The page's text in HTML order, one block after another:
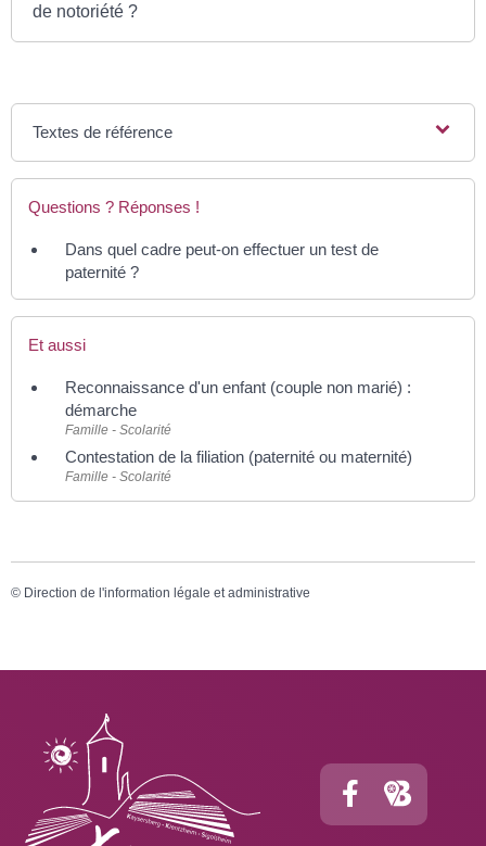
de notoriété ?
Textes de référence
Questions ? Réponses !
Dans quel cadre peut-on effectuer un test de
paternité ?
Et aussi
Reconnaissance d'un enfant (couple non marié) :
démarche
Famille - Scolarité
Contestation de la filiation (paternité ou maternité)
Famille - Scolarité
© Direction de l'information légale et administrative